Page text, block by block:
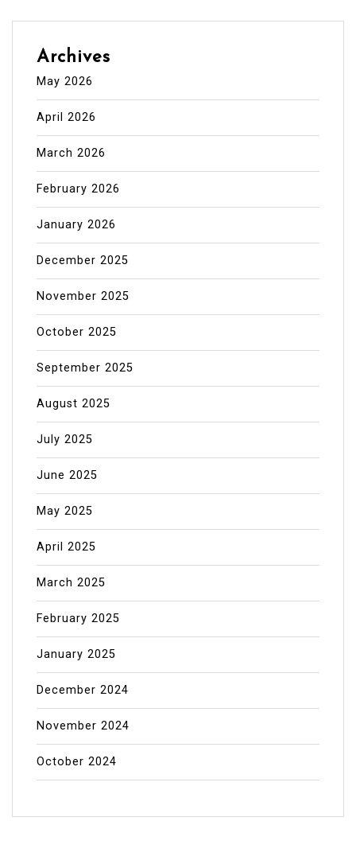
Archives
May 2026
April 2026
March 2026
February 2026
January 2026
December 2025
November 2025
October 2025
September 2025
August 2025
July 2025
June 2025
May 2025
April 2025
March 2025
February 2025
January 2025
December 2024
November 2024
October 2024